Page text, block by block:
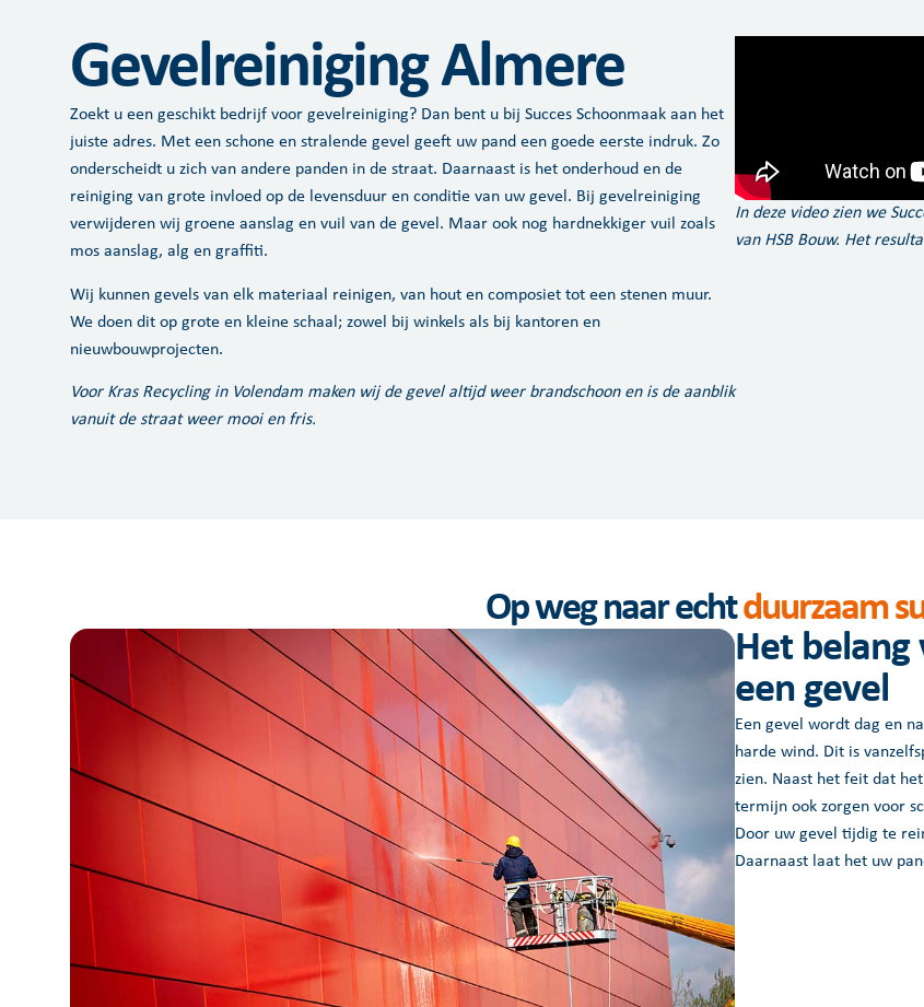
Gevelreiniging Almere
Zoekt u een geschikt bedrijf voor gevelreiniging? Dan bent u bij Succes Schoonmaak aan het
juiste adres. Met een schone en stralende gevel geeft uw pand een goede eerste indruk. Zo
onderscheidt u zich van andere panden in de straat. Daarnaast is het onderhoud en de
reiniging van grote invloed op de levensduur en conditie van uw gevel. Bij gevelreiniging
verwijderen wij groene aanslag en vuil van de gevel. Maar ook nog hardnekkiger vuil zoals
mos aanslag, alg en graffiti.
Wij kunnen gevels van elk materiaal reinigen, van hout en composiet tot een stenen muur.
We doen dit op grote en kleine schaal; zowel bij winkels als bij kantoren en
nieuwbouwprojecten.
Voor Kras Recycling in Volendam maken wij de gevel altijd weer brandschoon en is de aanblik
vanuit de straat weer mooi en fris.
In deze video zien we
van HSB Bouw. Het
Op weg naar echtduurzaam
Het belang
een gevel
Een gevel wordt dag en
harde wind. Dit is
zien. Naast het feit dat
termijn ook zorgen voor
Door uw gevel tijdig te
Daarnaast laat het uw